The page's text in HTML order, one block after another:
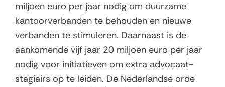
miljoen euro per jaar nodig om duurzame
kantoorverbanden te behouden en nieuwe
verbanden te stimuleren. Daarnaast is de
aankomende vijf jaar 20 miljoen euro per jaar
nodig voor initiatieven om extra advocaat-
stagiairs op te leiden. De Nederlandse orde